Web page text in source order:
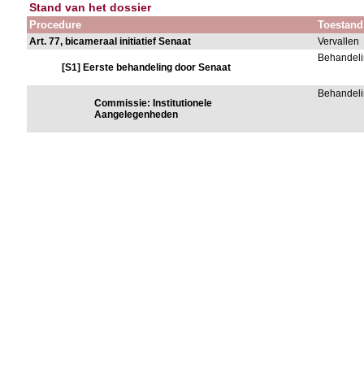
Stand van het dossier
Procedure Toestand
Art. 77, bicameraal initiatief Senaat Vervallen
[S1] Eerste behandeling door Senaat
Commissie: Institutionele
Aangelegenheden